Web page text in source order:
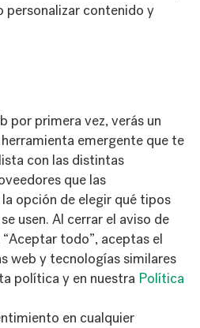
personalizar contenido y
por primera vez, verás un
emergente que te
con las distintas
que las
opción de elegir qué tipos
usen. Al cerrar el aviso de
todo”, aceptas el
web y tecnologías similares
política y en nuestra Política
en cualquier